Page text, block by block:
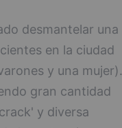
desmantelar una
en la ciudad
y una mujer).
gran cantidad
y diversa